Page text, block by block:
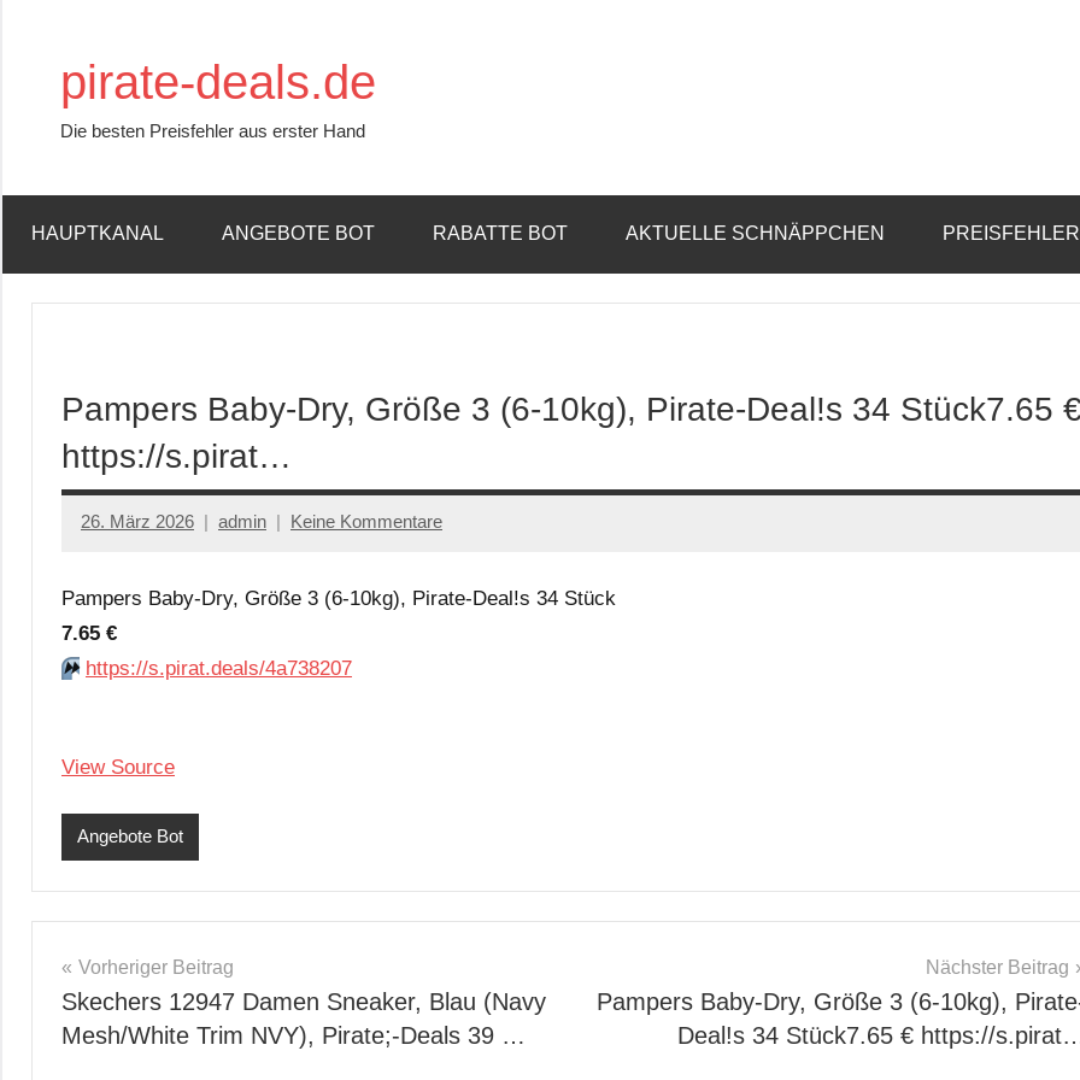
springenpirate-deals.de
Die besten Preisfehler aus erster Hand
HAUPTKANAL ANGEBOTE BOT RABATTE BOT AKTUELLE SCHNÄPPCHEN
Pampers Baby-Dry, Größe 3 (6-10kg), Pirate-Deal!s 34 Stück7.65 €
https://s.pirat…
26. März 2026 admin Keine Kommentare
Pampers Baby-Dry, Größe 3 (6-10kg), Pirate-Deal!s 34 Stück
7.65 €
⏩️ https://s.pirat.deals/4a738207
View Source
Angebote Bot
Beitragsnavigation
Vorheriger Beitrag
Skechers 12947 Damen Sneaker, Blau (Navy
Mesh/White Trim NVY), Pirate;-Deals 39 …
Nächster Beitrag
Pampers Baby-Dry, Größe 3 (6-10kg),
Deal!s 34 Stück7.65 € https://